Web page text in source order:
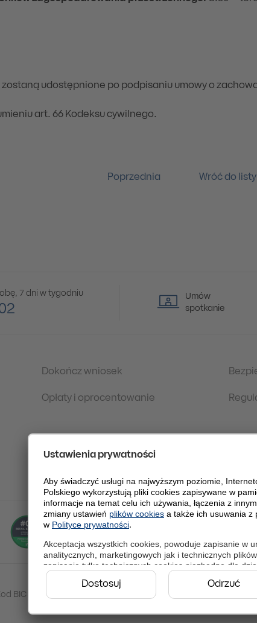
udostępnione po podpisaniu umowy o
art. 66 Kodeksu cywilnego.
Poprzednia Wróć do listy
7 dni w tygodniu
Umów
spotkanie
Dokończ wniosek
Opłaty i oprocentowanie
BIC (Swift): BPKOPLPW